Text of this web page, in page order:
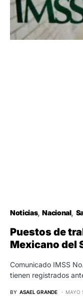
Noticias Nacional
Puestos de
Mexicano del
Comunicado IMSS
tienen registrados
BY ASAEL GRANDE MAYO